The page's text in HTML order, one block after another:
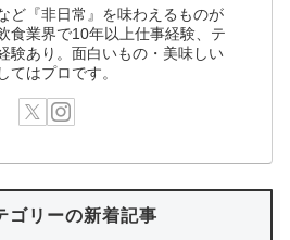
ど『非日常』を味わえるものが
食業界で10年以上仕事経験、テ
験あり。面白いもの・美味しい
てはプロです。
ゴリーの新着記事